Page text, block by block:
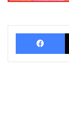
Facebook